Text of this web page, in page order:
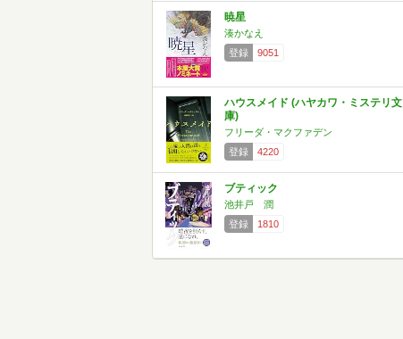
暁星
湊かなえ
登録
9051
ハウスメイド (ハヤカワ・ミステリ文
庫)
フリーダ・マクファデン
登録
4220
ブティック
池井戸 潤
登録
1810